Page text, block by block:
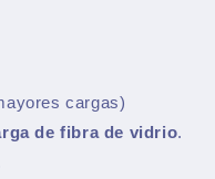
cargas)
de fibra de vidrio.